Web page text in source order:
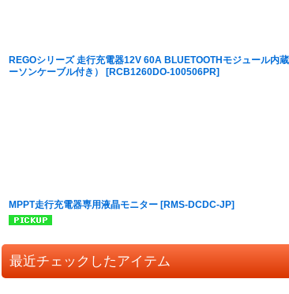
REGOシリーズ 走行充電器12V 60A BLUETOOTHモジュール内
ーソンケーブル付き）
[RCB1260DO-100506PR]
MPPT走行充電器専用液晶モニター [RMS-DCDC-JP]
最近チェックしたアイテム